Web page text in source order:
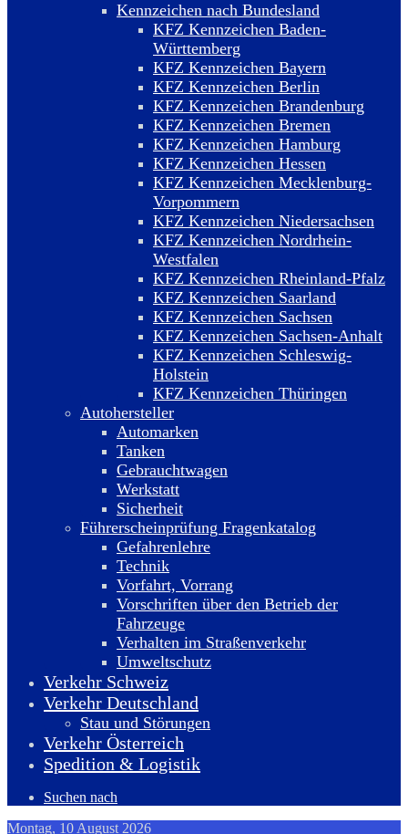
Kennzeichen nach Bundesland
KFZ Kennzeichen Baden-
Württemberg
KFZ Kennzeichen Bayern
KFZ Kennzeichen Berlin
KFZ Kennzeichen Brandenburg
KFZ Kennzeichen Bremen
KFZ Kennzeichen Hamburg
KFZ Kennzeichen Hessen
KFZ Kennzeichen Mecklenburg-
Vorpommern
KFZ Kennzeichen Niedersachsen
KFZ Kennzeichen Nordrhein-
Westfalen
KFZ Kennzeichen Rheinland-Pfalz
KFZ Kennzeichen Saarland
KFZ Kennzeichen Sachsen
KFZ Kennzeichen Sachsen-Anhalt
KFZ Kennzeichen Schleswig-
Holstein
KFZ Kennzeichen Thüringen
Autohersteller
Automarken
Tanken
Gebrauchtwagen
Werkstatt
Sicherheit
Führerscheinprüfung Fragenkatalog
Gefahrenlehre
Technik
Vorfahrt, Vorrang
Vorschriften über den Betrieb der
Fahrzeuge
Verhalten im Straßenverkehr
Umweltschutz
Verkehr Schweiz
Verkehr Deutschland
Stau und Störungen
Verkehr Österreich
Spedition & Logistik
Suchen nach
Montag, 10 August 2026